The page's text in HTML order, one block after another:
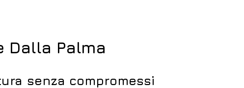
Dalla Palma
senza compromessi